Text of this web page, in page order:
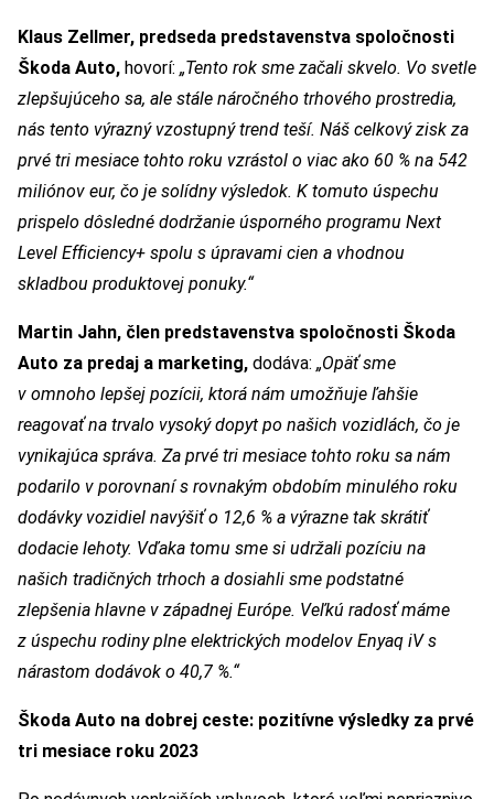
Klaus Zellmer, predseda predstavenstva spoločnosti
Škoda Auto, hovorí: „Tento rok sme začali skvelo. Vo svetle
zlepšujúceho sa, ale stále náročného trhového prostredia,
nás tento výrazný vzostupný trend teší. Náš celkový zisk za
prvé tri mesiace tohto roku vzrástol o viac ako 60 % na 542
miliónov eur, čo je solídny výsledok. K tomuto úspechu
prispelo dôsledné dodržanie úsporného programu Next
Level Efficiency+ spolu s úpravami cien a vhodnou
skladbou produktovej ponuky.“
Martin Jahn, člen predstavenstva spoločnosti Škoda
Auto za predaj a marketing, dodáva: „Opäť sme
v omnoho lepšej pozícii, ktorá nám umožňuje ľahšie
reagovať na trvalo vysoký dopyt po našich vozidlách, čo je
vynikajúca správa. Za prvé tri mesiace tohto roku sa nám
podarilo v porovnaní s rovnakým obdobím minulého roku
dodávky vozidiel navýšiť o 12,6 % a výrazne tak skrátiť
dodacie lehoty. Vďaka tomu sme si udržali pozíciu na
našich tradičných trhoch a dosiahli sme podstatné
zlepšenia hlavne v západnej Európe. Veľkú radosť máme
z úspechu rodiny plne elektrických modelov Enyaq iV s
nárastom dodávok o 40,7 %.“
Škoda Auto na dobrej ceste: pozitívne výsledky za prvé
tri mesiace roku 2023